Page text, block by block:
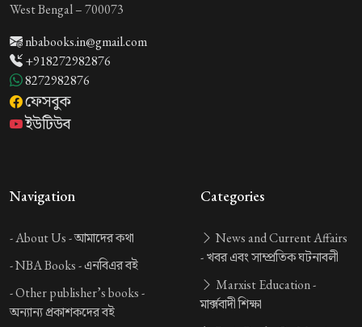
West Bengal – 700073
nbabooks.in@gmail.com
+918272982876
8272982876
ফেসবুক
ইউটিউব
Navigation
-About Us -আমাদের কথা
-NBA Books -এনবিএর বই
-Other publisher’s books -
অন্যান্য প্রকাশকদের বই
Categories
News and Current Affairs
-খবর এবং সাম্প্রতিক ঘটনাবলী
Marxist Education -
মার্ক্সবাদী শিক্ষা